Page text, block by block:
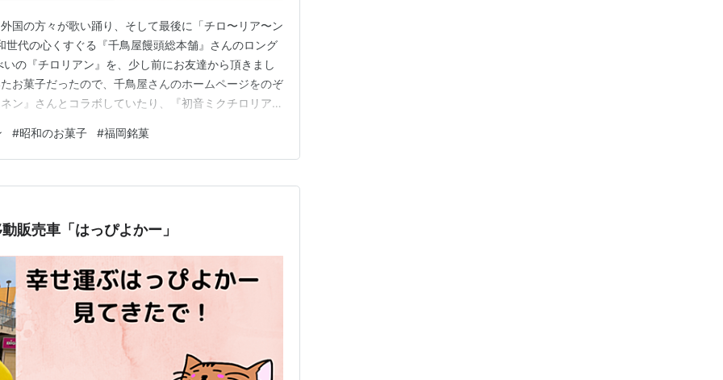
国の方々が歌い踊り、そして最後に「チロ〜リア〜ン
世代の心くすぐる『千鳥屋饅頭総本舗』さんのロング
の『チロリアン』を、少し前にお友達から頂きまし
お菓子だったので、千鳥屋さんのホームページをのぞ
ン』さんとコラボしていたり、『初音ミクチロリア
全に乗り遅れていたようです（笑）『チロリアン』は
く「洋風巻きせんべい」です…
#昭和のお菓子 #福岡銘菓
販売車「はっぴよかー」